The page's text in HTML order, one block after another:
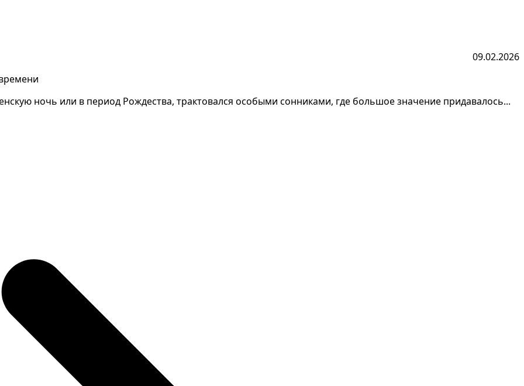
09.02.2026
ночь или в период Рождества, трактовался особыми сонниками, где большое значение придавалось...